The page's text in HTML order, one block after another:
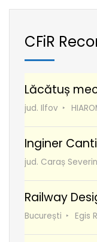
CFiR
Lăcătuș
jud. Ilfov
Inginer
jud. Caraș Severin
Railway
București Egis